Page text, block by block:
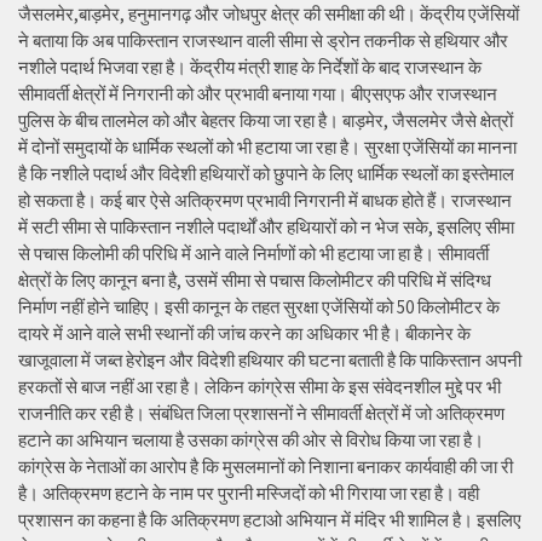
जैसलमेर,बाड़मेर, हनुमानगढ़ और जोधपुर क्षेत्र की समीक्षा की थी। केंद्रीय एजेंसियों
ने बताया कि अब पाकिस्तान राजस्थान वाली सीमा से ड्रोन तकनीक से हथियार और
नशीले पदार्थ भिजवा रहा है। केंद्रीय मंत्री शाह के निर्देशों के बाद राजस्थान के
सीमावर्ती क्षेत्रों में निगरानी को और प्रभावी बनाया गया। बीएसएफ और राजस्थान
पुलिस के बीच तालमेल को और बेहतर किया जा रहा है। बाड़मेर, जैसलमेर जैसे क्षेत्रों
में दोनों समुदायों के धार्मिक स्थलों को भी हटाया जा रहा है। सुरक्षा एजेंसियों का मानना
है कि नशीले पदार्थ और विदेशी हथियारों को छुपाने के लिए धार्मिक स्थलों का इस्तेमाल
हो सकता है। कई बार ऐसे अतिक्रमण प्रभावी निगरानी में बाधक होते हैं। राजस्थान
में सटी सीमा से पाकिस्तान नशीले पदार्थों और हथियारों को न भेज सके, इसलिए सीमा
से पचास किलोमी की परिधि में आने वाले निर्माणों को भी हटाया जा हा है। सीमावर्ती
क्षेत्रों के लिए कानून बना है, उसमें सीमा से पचास किलोमीटर की परिधि में संदिग्ध
निर्माण नहीं होने चाहिए। इसी कानून के तहत सुरक्षा एजेंसियों को 50 किलोमीटर के
दायरे में आने वाले सभी स्थानों की जांच करने का अधिकार भी है। बीकानेर के
खाजूवाला में जब्त हेरोइन और विदेशी हथियार की घटना बताती है कि पाकिस्तान अपनी
हरकतों से बाज नहीं आ रहा है। लेकिन कांग्रेस सीमा के इस संवेदनशील मुद्दे पर भी
राजनीति कर रही है। संबंधित जिला प्रशासनों ने सीमावर्ती क्षेत्रों में जो अतिक्रमण
हटाने का अभियान चलाया है उसका कांग्रेस की ओर से विरोध किया जा रहा है।
कांग्रेस के नेताओं का आरोप है कि मुसलमानों को निशाना बनाकर कार्यवाही की जा री
है। अतिक्रमण हटाने के नाम पर पुरानी मस्जिदों को भी गिराया जा रहा है। वही
प्रशासन का कहना है कि अतिक्रमण हटाओ अभियान में मंदिर भी शामिल है। इसलिए